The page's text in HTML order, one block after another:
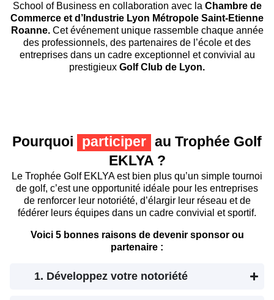
School of Business en collaboration avec la Chambre de
Commerce et d’Industrie Lyon Métropole Saint-Etienne
Roanne.Cet événement unique rassemble chaque année
des professionnels, des partenaires de l’école et des
entreprises dans un cadre exceptionnel et convivial au
prestigieux Golf Club de Lyon.
Pourquoi participer au Trophée Golf
EKLYA ?
Le Trophée Golf EKLYA est bien plus qu’un simple tournoi
de golf, c’est une opportunité idéale pour les entreprises
de renforcer leur notoriété, d’élargir leur réseau et de
fédérer leurs équipes dans un cadre convivial et sportif.
Voici 5 bonnes raisons de devenir sponsor ou
partenaire :
1. Développez votre notoriété